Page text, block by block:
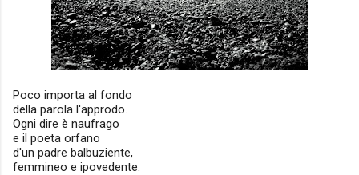
Poco importa al fondo
della parola l'approdo.
Ogni dire è naufrago
e il poeta orfano
d'un padre balbuziente,
femmineo e ipovedente.